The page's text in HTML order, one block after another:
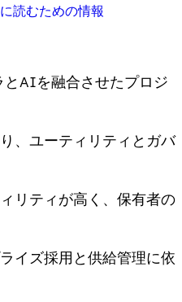
読むための情報
とAIを融合させたプロジ
、ユーティリティとガバ
リティが高く、保有者の
イズ採用と供給管理に依